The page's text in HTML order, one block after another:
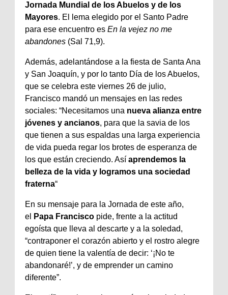
Jornada Mundial de los Abuelos y de los
Mayores. El lema elegido por el Santo Padre
para ese encuentro es En la vejez no me
abandones (Sal 71,9).
Además, adelantándose a la fiesta de Santa Ana
y San Joaquín, y por lo tanto Día de los Abuelos,
que se celebra este viernes 26 de julio,
Francisco mandó un mensajes en las redes
sociales: “Necesitamos una nueva alianza entre
jóvenes y ancianos, para que la savia de los
que tienen a sus espaldas una larga experiencia
de vida pueda regar los brotes de esperanza de
los que están creciendo. Así aprendemos la
belleza de la vida y logramos una sociedad
fraterna“
En su mensaje para la Jornada de este año,
el
Papa Francisco pide, frente a la actitud
egoísta que lleva al descarte y a la soledad,
“contraponer el corazón abierto y el rostro alegre
de quien tiene la valentía de decir: ‘¡No te
abandonaré!’, y de emprender un camino
diferente”.